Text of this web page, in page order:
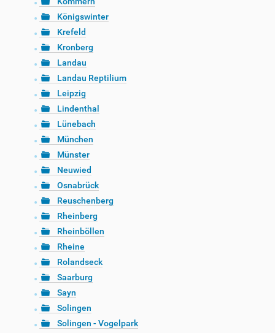
Königswinter
Krefeld
Kronberg
Landau
Landau Reptilium
Leipzig
Lindenthal
Lünebach
München
Münster
Neuwied
Osnabrück
Reuschenberg
Rheinberg
Rheinböllen
Rheine
Rolandseck
Saarburg
Sayn
Solingen
Solingen - Vogelpark